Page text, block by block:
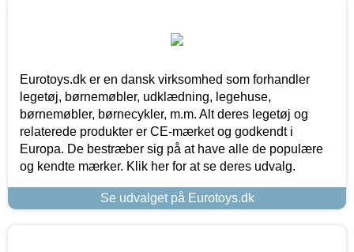
Eurotoys.dk er en dansk virksomhed som forhandler
legetøj, børnemøbler, udklædning, legehuse,
børnemøbler, børnecykler, m.m. Alt deres legetøj og
relaterede produkter er CE-mærket og godkendt i
Europa. De bestræber sig på at have alle de populære
og kendte mærker. Klik her for at se deres udvalg.
Se udvalget på Eurotoys.dk